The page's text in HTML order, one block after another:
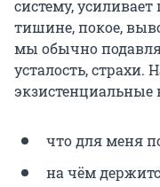
систему, усиливает
тишине, покое,
мы обычно
усталость,
экзистенциальные
что для меня
на чём